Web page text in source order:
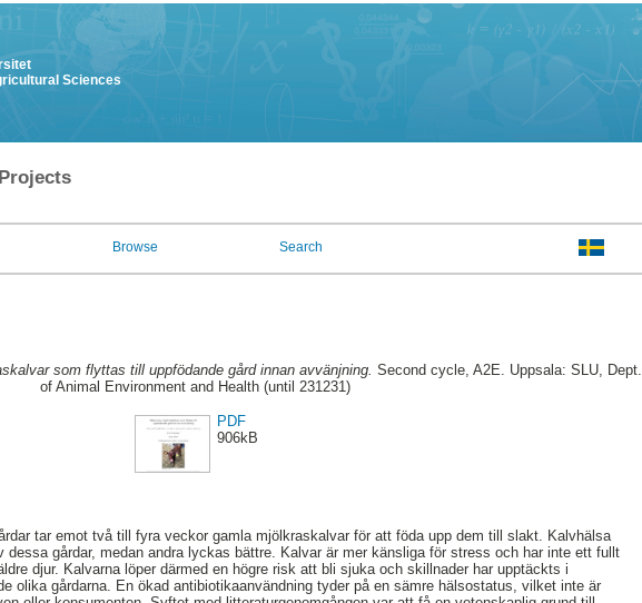
Sciences
Browse Search
som flyttas till uppfödande gård innan avvänjning. Second cycle, A2E. Uppsala: SLU, Dept.
of Animal Environment and Health (until 231231)
PDF
906kB
tar emot två till fyra veckor gamla mjölkraskalvar för att föda upp dem till slakt. Kalvhälsa
gårdar, medan andra lyckas bättre. Kalvar är mer känsliga för stress och har inte ett fullt
djur. Kalvarna löper därmed en högre risk att bli sjuka och skillnader har upptäckts i
olika gårdarna. En ökad antibiotikaanvändning tyder på en sämre hälsostatus, vilket inte är